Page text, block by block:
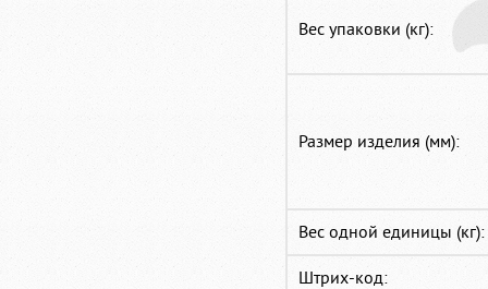
Вес упаковки (кг):
Размер изделия (мм):
Вес одной единицы (кг):
Штрих-код: